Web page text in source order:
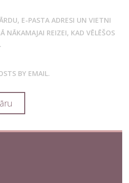
E-PASTA ADRESI UN VIETNI
NĀKAMAJAI REIZEI, KAD VĒLĒŠOS
BY EMAIL.